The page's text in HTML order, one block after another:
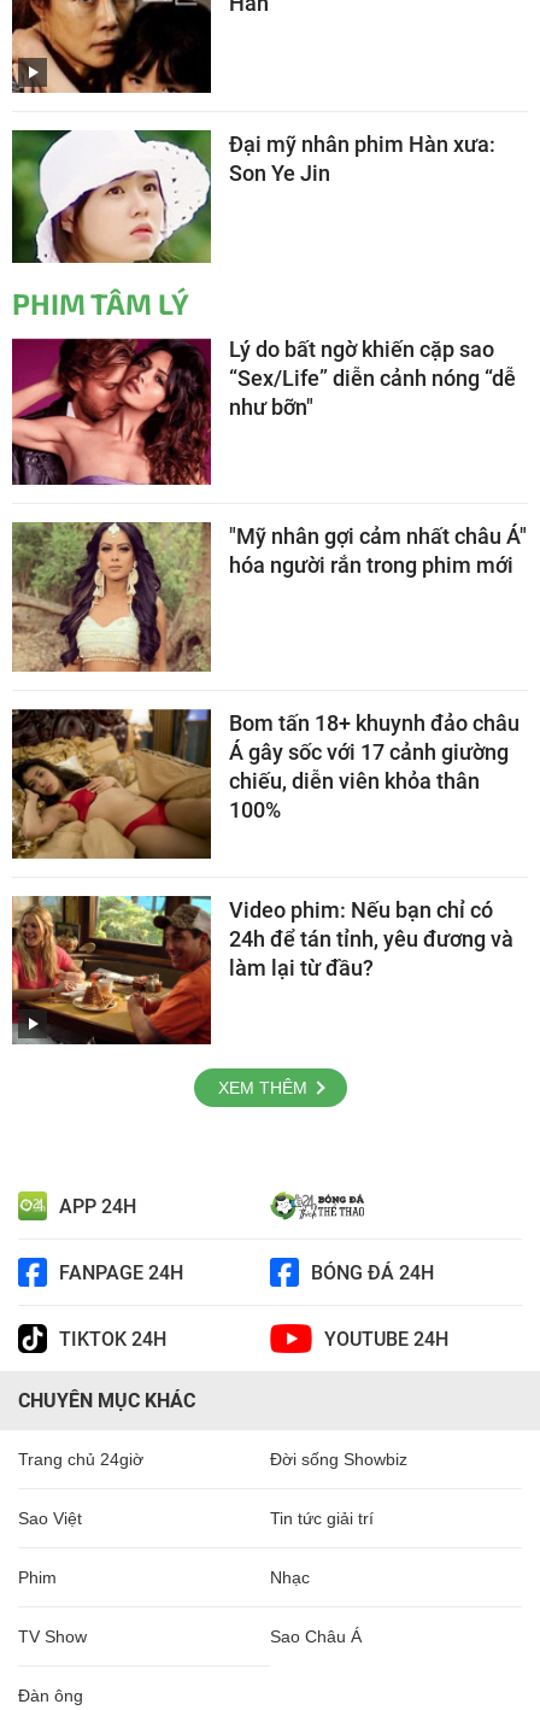
Đại mỹ nhân phim Hàn xưa:
Son Ye Jin
PHIM TÂM LÝ
Lý do bất ngờ khiến cặp sao
“Sex/Life” diễn cảnh nóng “dễ
như bỡn"
"Mỹ nhân gợi cảm nhất châu Á"
hóa người rắn trong phim mới
Bom tấn 18+ khuynh đảo châu
Á gây sốc với 17 cảnh giường
chiếu, diễn viên khỏa thân
100%
Video phim: Nếu bạn chỉ có
24h để tán tỉnh, yêu đương và
làm lại từ đầu?
XEM THÊM
APP 24H
FANPAGE 24H BÓNG ĐÁ 24H
TIKTOK 24H YOUTUBE 24H
CHUYÊN MỤC KHÁC
Trang chủ 24giờ Đời sống Showbiz
Sao Việt Tin tức giải trí
Phim Nhạc
TV Show Sao Châu Á
Đàn ông